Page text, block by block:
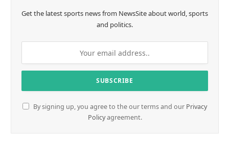
Get the latest sports news from NewsSite about world, sports
and politics.
By signing up, you agree to the our terms and our Privacy
Policyagreement.